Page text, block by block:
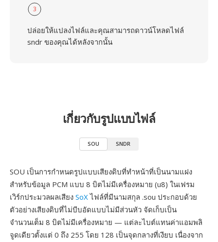
3
ปล่อยให้แปลงไฟล์และคุณสามารถดาวน์โหลดไฟล์
sndr ของคุณได้หลังจากนั้น
เกี่ยวกับรูปแบบไฟล์
SOU SNDR
SOU เป็นการกำหนดรูปแบบเสียงดิบที่ทำหน้าที่เป็นนามแฝง
สำหรับข้อมูล PCM แบบ 8 บิตไม่มีเครื่องหมาย (u8) ในเฟรม
เวิร์กประมวลผลเสียง SoXไฟล์ที่มีนามสกุล .sou ประกอบด้วย
ตัวอย่างเสียงดิบที่ไม่บีบอัดแบบไม่มีส่วนหัว จัดเก็บเป็น
จำนวนเต็ม 8 บิตไม่มีเครื่องหมาย — แต่ละไบต์แทนค่าแอมพลิ
จูดเดียวตั้งแต่ 0 ถึง 255 โดย 128 เป็นจุดกลางที่เงียบ เนื่องจาก